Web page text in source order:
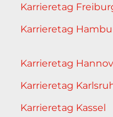
Karrieretag
Karrieretag
Karrieretag
Karrieretag
Karrieretag Kassel